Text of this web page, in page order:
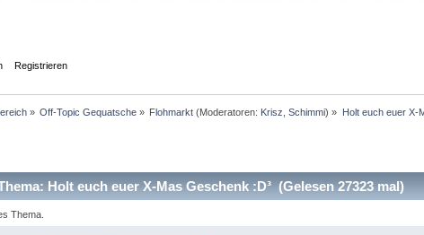
Registrieren
» Off-Topic Gequatsche » Flohmarkt (Moderatoren: Krisz ,Schimmi) » Holt euch euer X-
Holt euch euer X-Mas Geschenk :D³ (Gelesen 27323 mal)
Thema.